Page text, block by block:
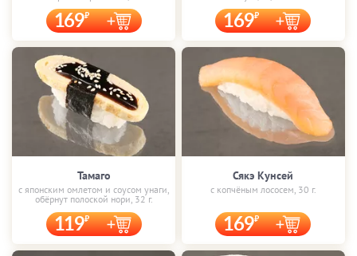
169 169
Тамаго
с японским омлетом и соусом унаги,
обёрнут полоской нори, 32 г.
119
Сякэ Кунсей
с копчёным лососем, 30 г.
169